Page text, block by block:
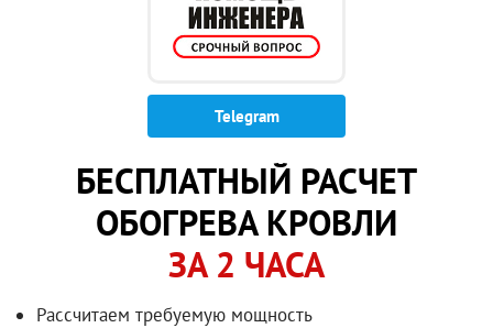
Telegram
БЕСПЛАТНЫЙ РАСЧЕТ
ОБОГРЕВА КРОВЛИ
ЗА 2 ЧАСА
Рассчитаем требуемую мощность